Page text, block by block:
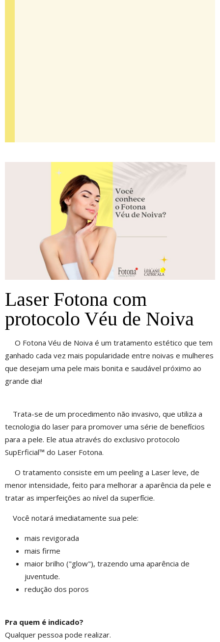
Laser Fotona com
protocolo Véu de Noiva
O Fotona Véu de Noiva é um tratamento estético que tem
ganhado cada vez mais popularidade entre noivas e mulheres
que desejam uma pele mais bonita e saudável próximo ao
grande dia!
Trata-se de um procedimento não invasivo, que utiliza a
tecnologia do laser para promover uma série de benefícios
para a pele. Ele atua através do exclusivo protocolo
SupErficial™ do Laser Fotona.
O tratamento consiste em um peeling a Laser leve, de
menor intensidade, feito para melhorar a aparência da pele e
tratar as imperfeições ao nível da superfície.
Você notará imediatamente sua pele:
mais revigorada
mais firme
maior brilho ("glow"), trazendo uma aparência de
juventude.
redução dos poros
Pra quem é indicado?
Qualquer pessoa pode realizar.